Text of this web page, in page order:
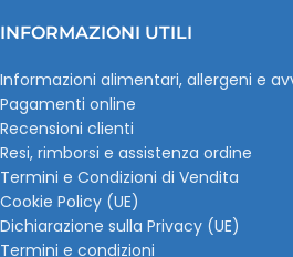
INFORMAZIONI UTILI
Informazioni alimentari, allergeni e
Pagamenti online
Recensioni clienti
Resi, rimborsi e assistenza ordine
Termini e Condizioni di Vendita
Cookie Policy (UE)
Dichiarazione sulla Privacy (UE)
Termini e condizioni